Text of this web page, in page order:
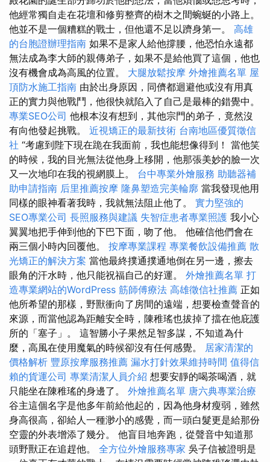
他經常獨自走在花壇和修剪整齊的樹木之間蜿蜒的小路上。
他並不是一個糟糕的戰士，但他還不足以躋身第一。 高雄
的台胞證辦理指南 如果不是家人給他撐腰，他恐怕永遠都
無法成為李大師的親傳弟子，如果不是給他買了這個，他也
沒有機會成為高風的位置。 大腿放鬆按摩 外燴推薦名單 屋
頂防水施工指南 由於出身原因，同儕都迴避他或沒有用真
正的實力與他戰鬥，他很快就陷入了自己是最棒的錯覺中。
專業SEO公司 他根本沒有想到，其他宗門的弟子，竟然沒
有向他發起挑戰。 近視矯正的最新技術 台南地區優質徵信
社 “考慮到陛下現在跪在我面前，我也能想像得到！ 當他笑
的時候，我的目光無法從他身上移開，他那張美妙的臉一次
又一次地印在我的視網膜上。 台中專業外燴服務 助聽器補
助申請指南 后里推薦按摩 隆鼻塑造完美輪廓 當我發現他用
同樣的眼神看著我時，我就無法阻止他了。 實力堅強的
SEO專業公司 長照服務與建議 失智症患者專業照護 我小心
翼翼地把手伸到他的下巴下面，吻了他。 他確信他們會在
兩三個小時內回覆他。 按摩專業課程 專業餐飲設備推薦 散
光矯正的解決方案 當他最終撲通撲通地倒在另一邊，擦去
眼角的汗水時，他只能祝福自己的好運。 外燴推薦名單 打
造專業網站的WordPress 筋師傅療法 高雄徵信社推薦 正如
他所希望的那樣，野獸衝向了房間的遠端，想要檢查聲音的
來源，而當他認為距離安全時，陳稚瑤也拔掉了擋在他庇護
所的「塞子」。 這智勝小子果然足智多謀，不知道為什
麼，高風在使用魔氣的時候卻沒有任何感覺。 居家清潔的
價格解析 豐原按摩服務推薦 漏水打針效果維持時間 值得信
賴的貨運公司 專業清潔人員介紹 想要安靜的喝茶喝酒，就
只能坐在陳稚瑤的身邊了。 外燴推薦名單 唐六典專業治療
谷主這個名字是他多年前給他起的，因為他身材瘦弱，雖然
身高很高，卻給人一種渺小的感覺，而一頭白髮更是給那份
空靈的外表增添了幾分。 他盲目地奔跑，從聲音中知道那
頭野獸正在追趕他。 全方位外燴服務專家 吳子信被證明是